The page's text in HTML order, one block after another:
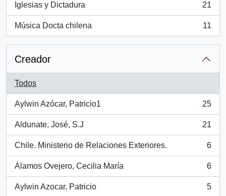
Iglesias y Dictadura
, 21 resultados
21
Música Docta chilena
, 11 resultados
11
Creador
Todos
Aylwin Azócar, Patricio1
, 25 resultados
25
Aldunate, José, S.J
, 21 resultados
21
Chile. Ministerio de Relaciones Exteriores.
, 6 resultados
6
Álamos Ovejero, Cecilia María
, 6 resultados
6
Aylwin Azocar, Patricio
, 5 resultados
5